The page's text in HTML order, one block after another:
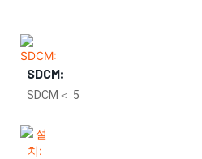
SDCM:
SDCM＜ 5